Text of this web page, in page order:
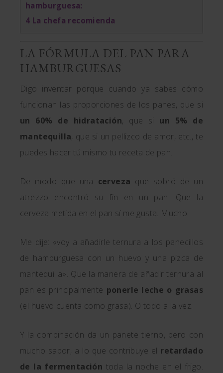
hamburguesa:
4 La chefa recomienda
LA FÓRMULA DEL PAN PARA
HAMBURGUESAS
Digo inventar porque cuando ya sabes cómo
funcionan las proporciones de los panes, que si
un 60% de hidratación, que si un 5% de
mantequilla, que si un pellizco de amor, etc., te
puedes hacer tú mismo tu receta de pan.
De modo que una cerveza que sobró de un
atrezzo encontró su fin en un pan. Que la
cerveza metida en el pan sí me gusta. Mucho.
Me dije: «voy a añadirle ternura a los panecillos
de hamburguesa con un huevo y una pizca de
mantequilla». Que la manera de añadir ternura al
pan es principalmente ponerle leche o grasas
(el huevo cuenta como grasa). O todo a la vez.
Y la combinación da un panete tierno, pero con
mucho sabor, a lo que contribuye el retardado
de la fermentación toda la noche en el frigo.